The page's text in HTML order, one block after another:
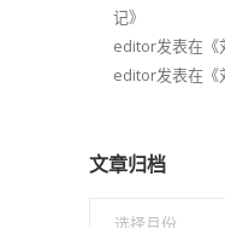
记》
editor发表在《
editor发表在《
文章归档